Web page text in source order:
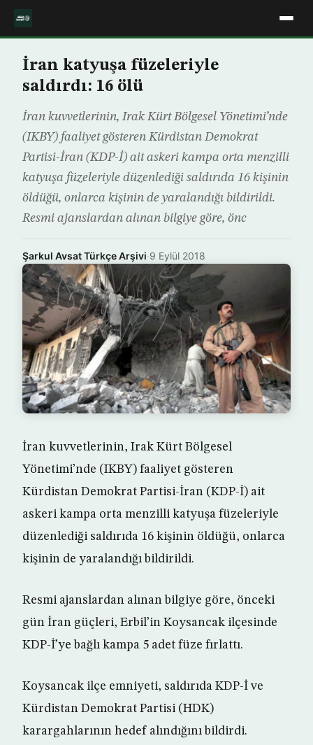
İran katyuşa füzeleriyle
saldırdı: 16 ölü
İran kuvvetlerinin, Irak Kürt Bölgesel Yönetimi’nde
(IKBY) faaliyet gösteren Kürdistan Demokrat
Partisi-İran (KDP-İ) ait askeri kampa orta menzilli
katyuşa füzeleriyle düzenlediği saldırıda 16 kişinin
öldüğü, onlarca kişinin de yaralandığı bildirildi.
Resmi ajanslardan alınan bilgiye göre, önc
Şarkul Avsat Türkçe Arşivi·9 Eylül 2018
İran kuvvetlerinin, Irak Kürt Bölgesel
Yönetimi’nde (IKBY) faaliyet gösteren
Kürdistan Demokrat Partisi-İran (KDP-İ) ait
askeri kampa orta menzilli katyuşa füzeleriyle
düzenlediği saldırıda 16 kişinin öldüğü, onlarca
kişinin de yaralandığı bildirildi.
Resmi ajanslardan alınan bilgiye göre, önceki
gün İran güçleri, Erbil’in Koysancak ilçesinde
KDP-İ’ye bağlı kampa 5 adet füze fırlattı.
Koysancak ilçe emniyeti, saldırıda KDP-İ ve
Kürdistan Demokrat Partisi (HDK)
karargahlarının hedef alındığını bildirdi.